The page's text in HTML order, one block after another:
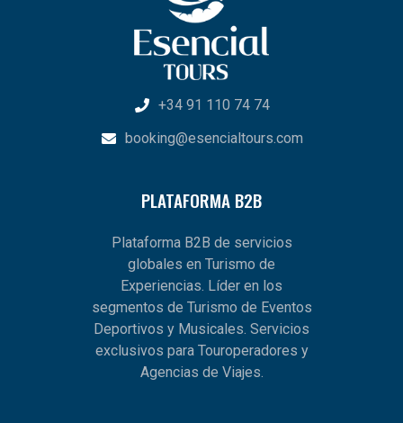
+34 91 110 74 74
booking@esencialtours.com
PLATAFORMA B2B
Plataforma B2B de servicios
globales en Turismo de
Experiencias. Líder en los
segmentos de Turismo de Eventos
Deportivos y Musicales. Servicios
exclusivos para Touroperadores y
Agencias de Viajes.